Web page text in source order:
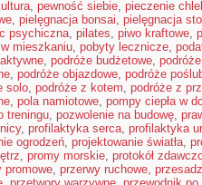
, pewność siebie, pieczenie
, pielęgnacja bonsai, pielęgnacja
psychiczna, pilates, piwo kraftowe,
mieszkaniu, pobyty lecznicze,
, podróże budżetowe,
, podróże objazdowe, podróże
solo, podróże z kotem, podróże z
, pola namiotowe, pompy ciepła w
treningu, pozwolenie na budowę,
, profilaktyka serca, profilaktyka
ogrodzeń, projektowanie światła,
, promy morskie, protokół
promowe, przerwy ruchowe,